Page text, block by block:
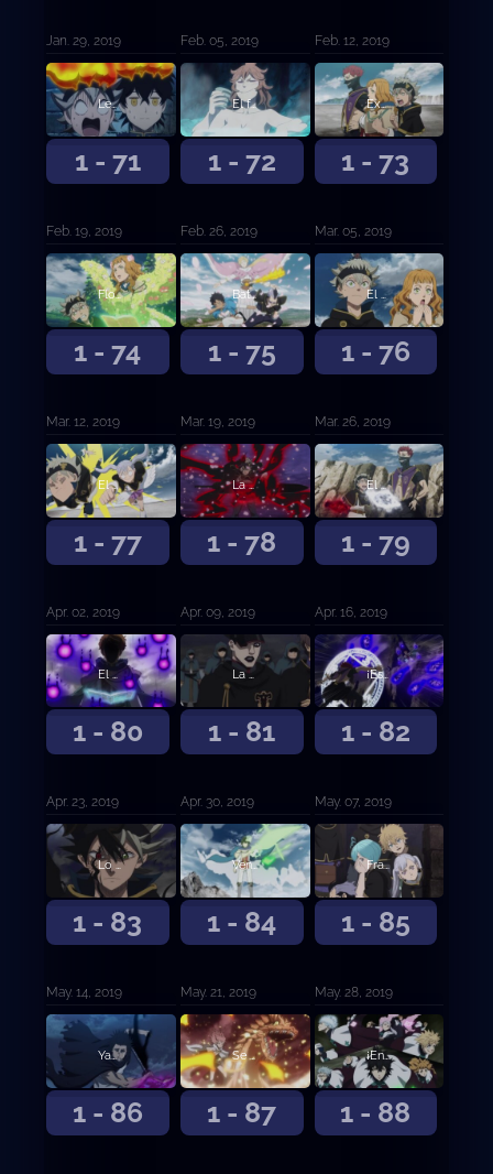
Jan. 29, 2019 Feb. 05, 2019 Feb. 12, 2019
1 - 71
Leona imbatida sin corona
Feb. 19, 2019
1 - 72
El fuego de Santelmo
Feb. 26, 2019
1 - 73
Examen de selección de los Caballeros Reales
Mar. 05, 2019
1 - 74
Flor de determinación
Mar. 12, 2019
1 - 75
Batalla Feroz
Mar. 19, 2019
1 - 76
El mago X
Mar. 26, 2019
1 - 77
El destino
Apr. 02, 2019
1 - 78
La Trampa del Plebeyo
Apr. 09, 2019
1 - 79
El delincuente contra el musculitos
Apr. 16, 2019
1 - 80
El hermano modelo contra el hermano mediocre
Apr. 23, 2019
1 - 81
La forma de vida de cierto hombre
Apr. 30, 2019
1 - 82
¡Especial Petit Clover! ¡Charmy la demonio!
May. 07, 2019
1 - 83
Lo grabaré en vuestra memoria
May. 14, 2019
1 - 84
Vencedores
May. 21, 2019
1 - 85
Fraternizar al Desnudo
May. 28, 2019
1 - 86
Yami y Vangeance
1 - 87
Se forman los Caballeros Reales
1 - 88
¡Entrada a la guardia de Ojo de la Noche Blanca!